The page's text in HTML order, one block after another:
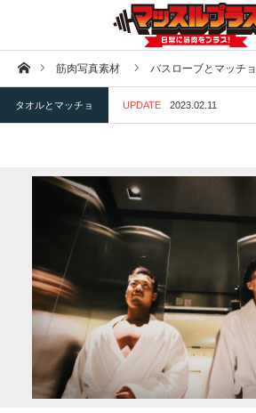
ホーム筋肉写真素材 バスローブとマッチョ
タオルとマッチョ UPDATE 2023.02.11